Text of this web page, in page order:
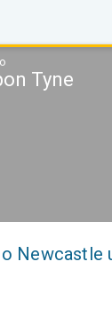
Tyne
Newcastle